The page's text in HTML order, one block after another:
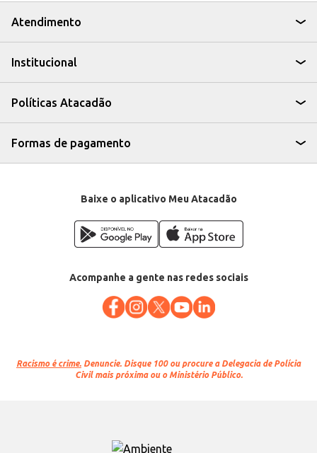
Uma ótima opção para presentear.
A Sandália Top Havaianas é uma escolha confiável para quem busca um
produto de qualidade, com a praticidade e o conforto que só a Havaianas
Atendimento
Institucional
Políticas Atacadão
Formas de pagamento
Baixe o aplicativo Meu Atacadão
Acompanhe a gente nas redes sociais
Racismo é crime. Denuncie. Disque 100 ou procure a Delegacia de Polícia
Civil mais próxima ou o Ministério Público.